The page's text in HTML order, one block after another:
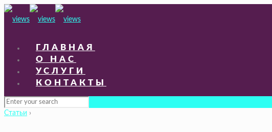
ГЛАВНАЯ
О НАС
УСЛУГИ
КОНТАКТЫ
Статьи ›